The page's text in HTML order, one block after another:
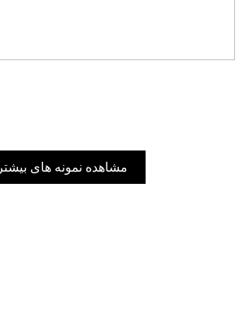
مشاهده نمونه های بیشتر